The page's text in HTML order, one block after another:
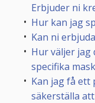
Erbjuder ni
Hur kan jag
Kan ni
Hur väljer jag
specifika
Kan jag få
säkerställa